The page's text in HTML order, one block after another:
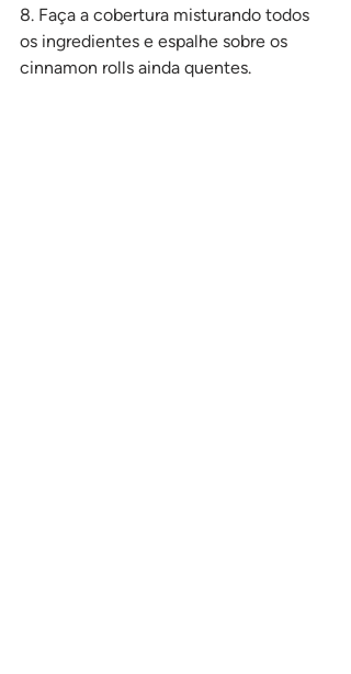
8. Faça a cobertura misturando todos
os ingredientes e espalhe sobre os
cinnamon rolls ainda quentes.